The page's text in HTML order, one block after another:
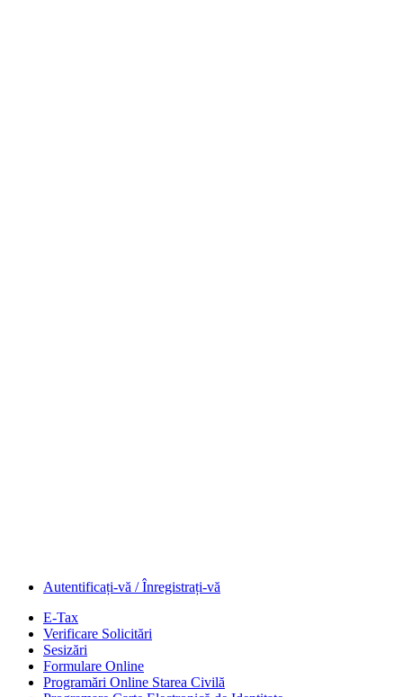
Autentificați-vă / Înregistrați-vă
E-Tax
Verificare Solicitări
Sesizări
Formulare Online
Programări Online Starea Civilă